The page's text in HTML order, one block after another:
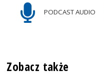
PODCAST AUDIO
Zobacz także